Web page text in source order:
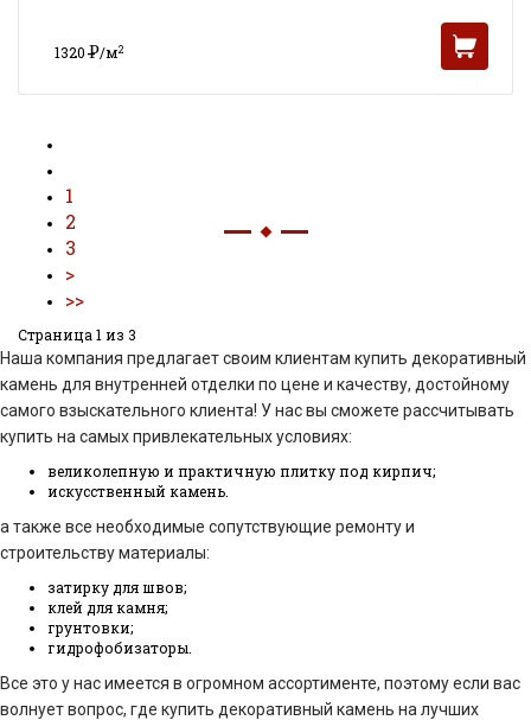
1320Р/м2
1
2
3
Страница 1 из 3
Наша компания предлагает своим клиентам купить декоративный
камень для внутренней отделки по цене и качеству, достойному
самого взыскательного клиента! У нас вы сможете рассчитывать
купить на самых привлекательных условиях:
великолепную и практичную плитку под кирпич;
искусственный камень.
а также все необходимые сопутствующие ремонту и
строительству материалы:
затирку для швов;
клей для камня;
грунтовки;
гидрофобизаторы.
Все это у нас имеется в огромном ассортименте, поэтому если вас
волнует вопрос, где купить декоративный камень на лучших